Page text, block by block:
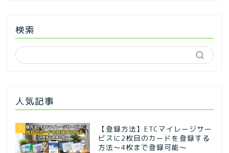
検索
人気記事
1
【登録方法】ETCマイレージサー
ビスに2枚目のカードを登録する
方法〜4枚まで登録可能〜